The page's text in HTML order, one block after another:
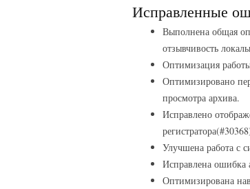
Исправленные
Выполнена общая
отзывчивость
Оптимизация
Оптимизировано
просмотра архива.
Исправлено
Улучшена работа с
Исправлена ошибка
Оптимизирована